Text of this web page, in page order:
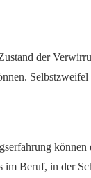
der
Beruf, in der